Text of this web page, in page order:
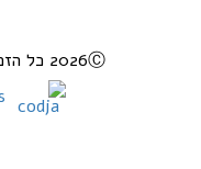
2026Ⓒ כל הזכויות שמורות לוומן נט בע"מ